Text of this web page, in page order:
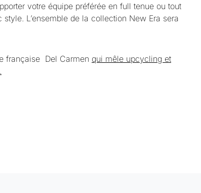
votre équipe préférée en full tenue ou tout
L’ensemble de la collection New Era sera
française Del Carmen qui mêle upcycling et